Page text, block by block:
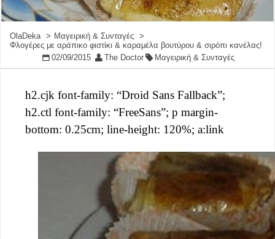
OlaDeka
Μαγειρική & Συνταγές
Φλογέρες με αράπικο φιστίκι & καραμέλα βουτύρου & σιρόπι κανέλας!
02/09/2015
The Doctor Μαγειρική & Συνταγές
h2.cjk font-family: “Droid Sans Fallback”;
h2.ctl font-family: “FreeSans”; p margin-
bottom: 0.25cm; line-height: 120%; a:link